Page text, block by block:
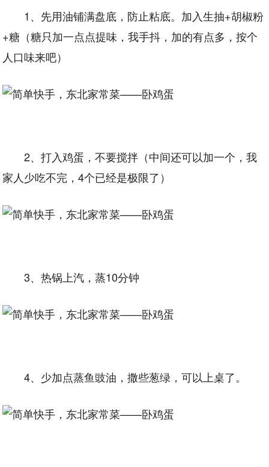
1、先用油铺满盘底，防止粘底。加入生抽+胡椒粉
+糖（糖只加一点点提味，我手抖，加的有点多，按个
人口味来吧）
2、打入鸡蛋，不要搅拌（中间还可以加一个，我
家人少吃不完，4个已经是极限了）
3、热锅上汽，蒸10分钟
4、少加点蒸鱼豉油，撒些葱绿，可以上桌了。